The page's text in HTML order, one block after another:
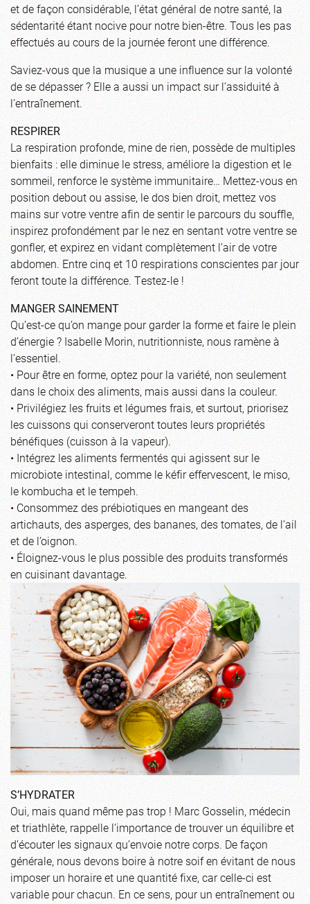
et de façon considérable, l’état général de notre santé, la
sédentarité étant nocive pour notre bien-être. Tous les pas
effectués au cours de la journée feront une différence.
Saviez-vous que la musique a une influence sur la volonté
de se dépasser ? Elle a aussi un impact sur l’assiduité à
l’entraînement.
RESPIRER
La respiration profonde, mine de rien, possède de multiples
bienfaits : elle diminue le stress, améliore la digestion et le
sommeil, renforce le système immunitaire… Mettez-vous en
position debout ou assise, le dos bien droit, mettez vos
mains sur votre ventre afin de sentir le parcours du souffle,
inspirez profondément par le nez en sentant votre ventre se
gonfler, et expirez en vidant complètement l’air de votre
abdomen. Entre cinq et 10 respirations conscientes par jour
feront toute la différence. Testez-le !
MANGER SAINEMENT
Qu’est-ce qu’on mange pour garder la forme et faire le plein
d’énergie ? Isabelle Morin, nutritionniste, nous ramène à
l’essentiel.
• Pour être en forme, optez pour la variété, non seulement
dans le choix des aliments, mais aussi dans la couleur.
• Privilégiez les fruits et légumes frais, et surtout, priorisez
les cuissons qui conserveront toutes leurs propriétés
bénéfiques (cuisson à la vapeur).
• Intégrez les aliments fermentés qui agissent sur le
microbiote intestinal, comme le kéfir effervescent, le miso,
le kombucha et le tempeh.
• Consommez des prébiotiques en mangeant des
artichauts, des asperges, des bananes, des tomates, de l’ail
et de l’oignon.
• Éloignez-vous le plus possible des produits transformés
en cuisinant davantage.
S’HYDRATER
Oui, mais quand même pas trop ! Marc Gosselin, médecin
et triathlète, rappelle l’importance de trouver un équilibre et
d’écouter les signaux qu’envoie notre corps. De façon
générale, nous devons boire à notre soif en évitant de nous
imposer un horaire et une quantité fixe, car celle-ci est
variable pour chacun. En ce sens, pour un entraînement ou